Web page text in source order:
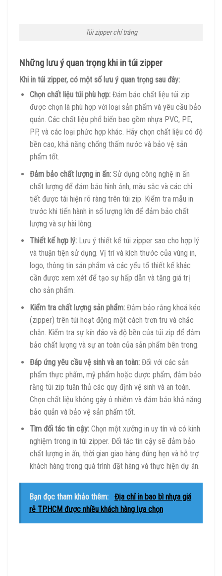
Túi zipper chỉ trắng
Những lưu ý quan trọng khi in túi zipper
Khi in túi zipper, có một số lưu ý quan trọng sau đây:
Chọn chất liệu túi phù hợp:Đảm bảo chất liệu túi zip
được chọn là phù hợp với loại sản phẩm và yêu cầu bảo
quản. Các chất liệu phổ biến bao gồm nhựa PVC, PE,
PP, và các loại phức hợp khác. Hãy chọn chất liệu có độ
bền cao, khả năng chống thấm nước và bảo vệ sản
phẩm tốt.
Đảm bảo chất lượng in ấn:Sử dụng công nghệ in ấn
chất lượng để đảm bảo hình ảnh, màu sắc và các chi
tiết được tái hiện rõ ràng trên túi zip. Kiểm tra mẫu in
trước khi tiến hành in số lượng lớn để đảm bảo chất
lượng và sự hài lòng.
Thiết kế hợp lý:Lưu ý thiết kế túi zipper sao cho hợp lý
và thuận tiện sử dụng. Vị trí và kích thước của vùng in,
logo, thông tin sản phẩm và các yếu tố thiết kế khác
cần được xem xét để tạo sự hấp dẫn và tăng giá trị
cho sản phẩm.
Kiểm tra chất lượng sản phẩm: Đảm bảo rằng khoá kéo
(zipper) trên túi hoạt động một cách trơn tru và chắc
chắn. Kiểm tra sự kín đáo và độ bền của túi zip để đảm
bảo chất lượng và sự an toàn của sản phẩm bên trong.
Đáp ứng yêu cầu vệ sinh và an toàn: Đối với các sản
phẩm thực phẩm, mỹ phẩm hoặc dược phẩm, đảm bảo
rằng túi zip tuân thủ các quy định vệ sinh và an toàn.
Chọn chất liệu không gây ô nhiễm và đảm bảo khả năng
bảo quản và bảo vệ sản phẩm tốt.
Tìm đối tác tin cậy:Chọn một xưởng in uy tín và có kinh
nghiệm trong in túi zipper. Đối tác tin cậy sẽ đảm bảo
chất lượng in ấn, thời gian giao hàng đúng hẹn và hỗ trợ
khách hàng trong quá trình đặt hàng và thực hiện dự án.
Bạn đọc tham khảo thêm:
Địa chỉ in bao bì nhựa giá
rẻ TP.HCM được nhiều khách hàng lựa chọn